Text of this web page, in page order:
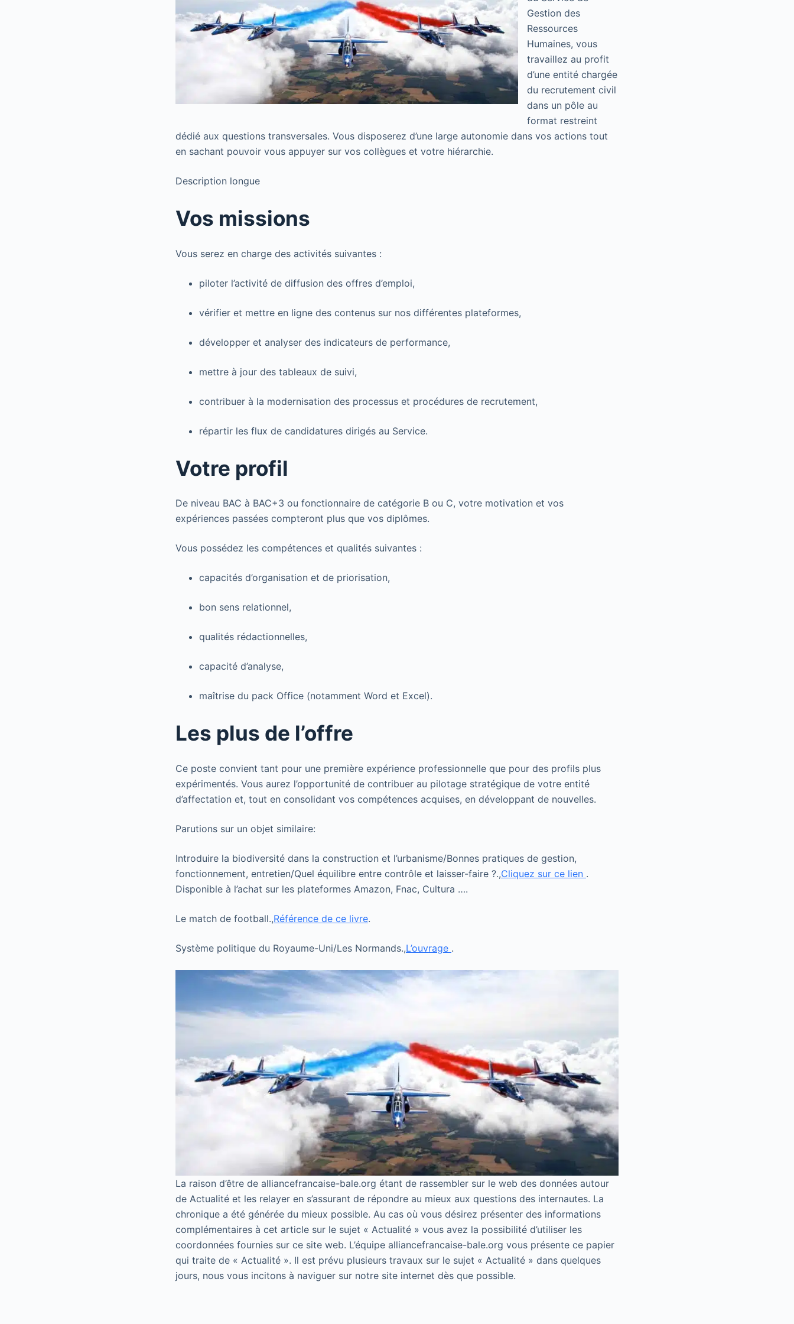
Gestion des
Ressources
Humaines, vous
travaillez au profit
d’une entité chargée
du recrutement civil
dans un pôle au
format restreint
dédié aux questions transversales. Vous disposerez d’une large autonomie dans vos actions tout
en sachant pouvoir vous appuyer sur vos collègues et votre hiérarchie.
Description longue
Vos missions
Vous serez en charge des activités suivantes :
piloter l’activité de diffusion des offres d’emploi,
vérifier et mettre en ligne des contenus sur nos différentes plateformes,
développer et analyser des indicateurs de performance,
mettre à jour des tableaux de suivi,
contribuer à la modernisation des processus et procédures de recrutement,
répartir les flux de candidatures dirigés au Service.
Votre profil
De niveau BAC à BAC+3 ou fonctionnaire de catégorie B ou C, votre motivation et vos
expériences passées compteront plus que vos diplômes.
Vous possédez les compétences et qualités suivantes :
capacités d’organisation et de priorisation,
bon sens relationnel,
qualités rédactionnelles,
capacité d’analyse,
maîtrise du pack Office (notamment Word et Excel).
Les plus de l’offre
Ce poste convient tant pour une première expérience professionnelle que pour des profils plus
expérimentés. Vous aurez l’opportunité de contribuer au pilotage stratégique de votre entité
d’affectation et, tout en consolidant vos compétences acquises, en développant de nouvelles.
Parutions sur un objet similaire:
Introduire la biodiversité dans la construction et l’urbanisme/Bonnes pratiques de gestion,
fonctionnement, entretien/Quel équilibre entre contrôle et laisser-faire ?.,Cliquez sur ce lien .
Disponible à l’achat sur les plateformes Amazon, Fnac, Cultura ….
Le match de football.,Référence de ce livre.
Système politique du Royaume-Uni/Les Normands.,L’ouvrage .
La raison d’être de alliancefrancaise-bale.org étant de rassembler sur le web des données autour
de Actualité et les relayer en s’assurant de répondre au mieux aux questions des internautes. La
chronique a été générée du mieux possible. Au cas où vous désirez présenter des informations
complémentaires à cet article sur le sujet « Actualité » vous avez la possibilité d’utiliser les
coordonnées fournies sur ce site web. L’équipe alliancefrancaise-bale.org vous présente ce papier
qui traite de « Actualité ». Il est prévu plusieurs travaux sur le sujet « Actualité » dans quelques
jours, nous vous incitons à naviguer sur notre site internet dès que possible.